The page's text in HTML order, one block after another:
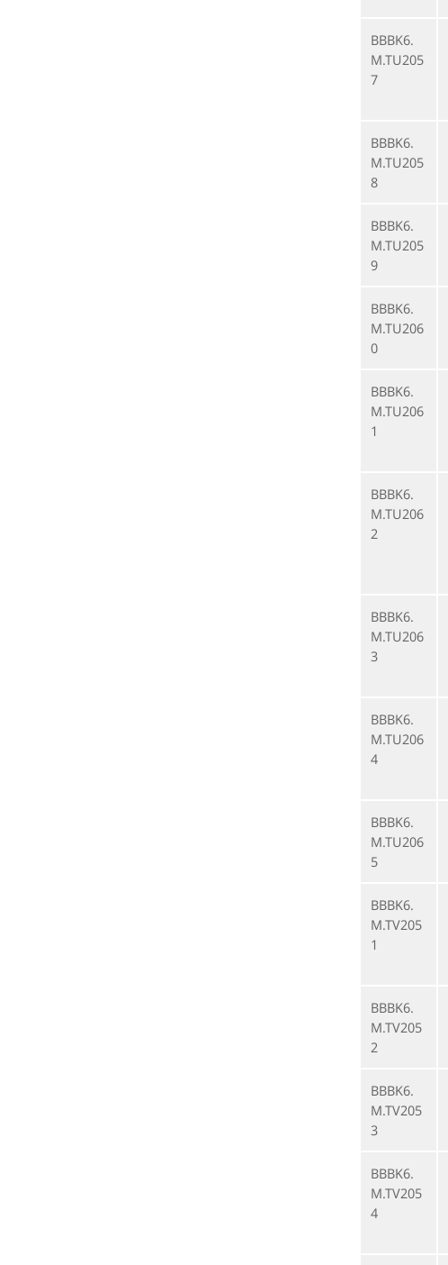
BBBK6.
M.TU205
7
BBBK6.
M.TU205
8
BBBK6.
M.TU205
9
BBBK6.
M.TU206
0
BBBK6.
M.TU206
1
BBBK6.
M.TU206
2
BBBK6.
M.TU206
3
BBBK6.
M.TU206
4
BBBK6.
M.TU206
5
BBBK6.
M.TV205
1
BBBK6.
M.TV205
2
BBBK6.
M.TV205
3
BBBK6.
M.TV205
4